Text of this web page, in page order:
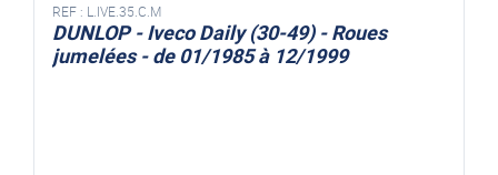
REF : L.IVE.35.C.M
DUNLOP - Iveco Daily (30-49) - Roues
jumelées - de 01/1985 à 12/1999